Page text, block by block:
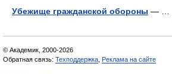
Убежище гражданской обороны — …
© Академик, 2000-2026
Обратная связь: Техподдержка Реклама на сайте